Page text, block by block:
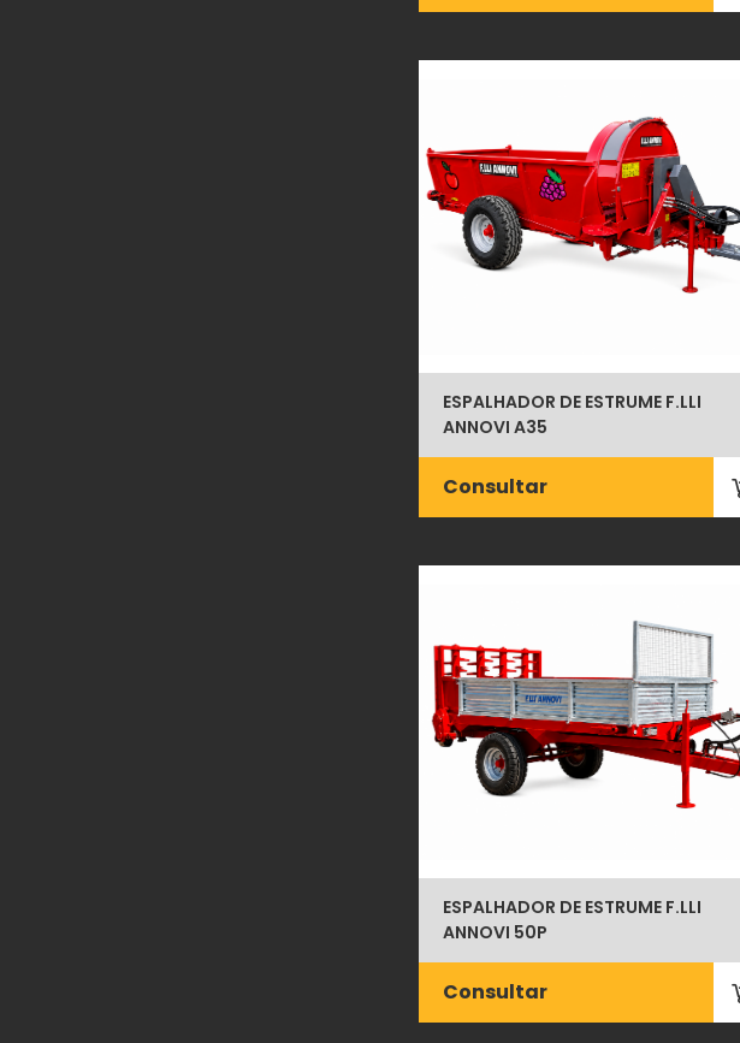
ESPALHADOR DE ESTRUME F.LLI
ANNOVI A35
Consultar
ESPALHADOR DE ESTRUME F.LLI
ANNOVI 50P
Consultar